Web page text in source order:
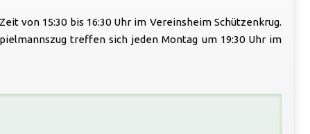
von 15:30 bis 16:30 Uhr im Vereinsheim Schützenkrug.
treffen sich jeden Montag um 19:30 Uhr im